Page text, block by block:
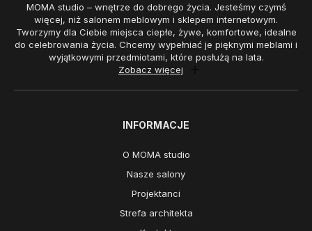
MOMA studio – wnętrze do dobrego życia. Jesteśmy czymś
więcej, niż salonem meblowym i sklepem internetowym.
Tworzymy dla Ciebie miejsca ciepłe, żywe, komfortowe, idealne
do celebrowania życia. Chcemy wypełniać je pięknymi meblami i
wyjątkowymi przedmiotami, które posłużą na lata.
Zobacz więcej
INFORMACJE
O MOMA studio
Nasze salony
Projektanci
Strefa architekta